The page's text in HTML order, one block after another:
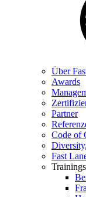
Über
Awards
Partner
Code of
Fast